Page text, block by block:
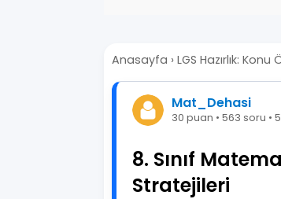
Anasayfa › LGS Hazırlık:
Mat_Dehasi
30 puan • 563 soru •
8. Sınıf
Stratejileri